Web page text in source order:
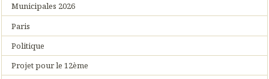
Municipales 2026
Paris
Politique
Projet pour le 12ème